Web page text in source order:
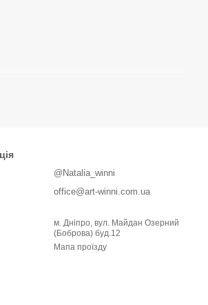
@Natalia_winni
office@art-winni.com.ua
м. Дніпро, вул. Майдан Озерний
(Боброва) буд.12
Мапа проїзду